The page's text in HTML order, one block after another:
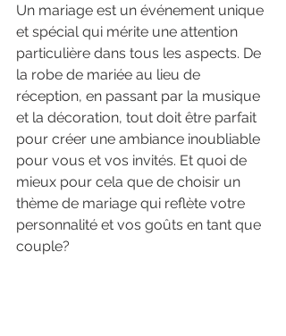
Un mariage est un événement unique
et spécial qui mérite une attention
particulière dans tous les aspects. De
la robe de mariée au lieu de
réception, en passant par la musique
et la décoration, tout doit être parfait
pour créer une ambiance inoubliable
pour vous et vos invités. Et quoi de
mieux pour cela que de choisir un
thème de mariage qui reflète votre
personnalité et vos goûts en tant que
couple?